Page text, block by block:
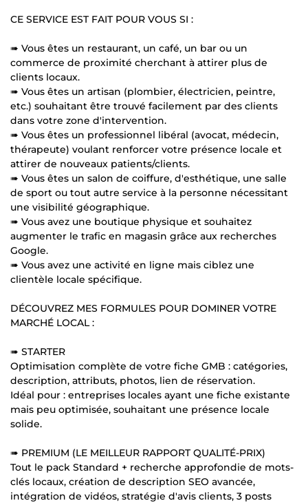
CE SERVICE EST FAIT POUR VOUS SI :
➠ Vous êtes un restaurant, un café, un bar ou un
commerce de proximité cherchant à attirer plus de
clients locaux.
➠ Vous êtes un artisan (plombier, électricien, peintre,
etc.) souhaitant être trouvé facilement par des clients
dans votre zone d'intervention.
➠ Vous êtes un professionnel libéral (avocat, médecin,
thérapeute) voulant renforcer votre présence locale et
attirer de nouveaux patients/clients.
➠ Vous êtes un salon de coiffure, d'esthétique, une salle
de sport ou tout autre service à la personne nécessitant
une visibilité géographique.
➠ Vous avez une boutique physique et souhaitez
augmenter le trafic en magasin grâce aux recherches
Google.
➠ Vous avez une activité en ligne mais ciblez une
clientèle locale spécifique.
DÉCOUVREZ MES FORMULES POUR DOMINER VOTRE
MARCHÉ LOCAL :
➠ STARTER
Optimisation complète de votre fiche GMB : catégories,
description, attributs, photos, lien de réservation.
Idéal pour : entreprises locales ayant une fiche existante
mais peu optimisée, souhaitant une présence locale
solide.
➠ PREMIUM (LE MEILLEUR RAPPORT QUALITÉ-PRIX)
Tout le pack Standard + recherche approfondie de mots-
clés locaux, création de description SEO avancée,
intégration de vidéos, stratégie d'avis clients, 3 posts